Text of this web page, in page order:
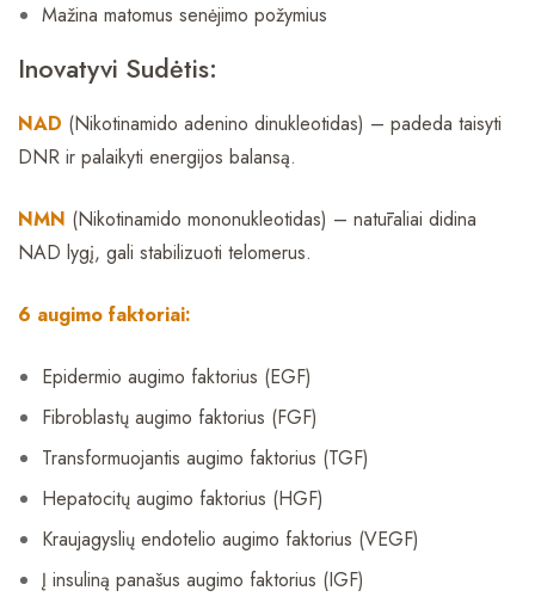
Mažina matomus senėjimo požymius
Inovatyvi Sudėtis:
NAD (Nikotinamido adenino dinukleotidas) – padeda taisyti
DNR ir palaikyti energijos balansą.
NMN (Nikotinamido mononukleotidas) – natūraliai didina
NAD lygį, gali stabilizuoti telomerus.
6 augimo faktoriai:
Epidermio augimo faktorius (EGF)
Fibroblastų augimo faktorius (FGF)
Transformuojantis augimo faktorius (TGF)
Hepatocitų augimo faktorius (HGF)
Kraujagyslių endotelio augimo faktorius (VEGF)
Į insuliną panašus augimo faktorius (IGF)